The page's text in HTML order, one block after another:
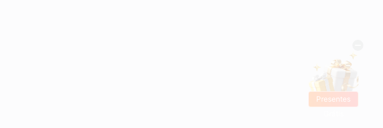
Presentes